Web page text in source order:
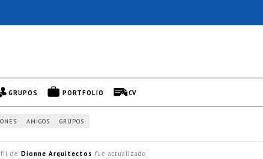
GRUPOS PORTFOLIO CV
AMIGOS GRUPOS
de Dionne Arquitectos fue actualizado